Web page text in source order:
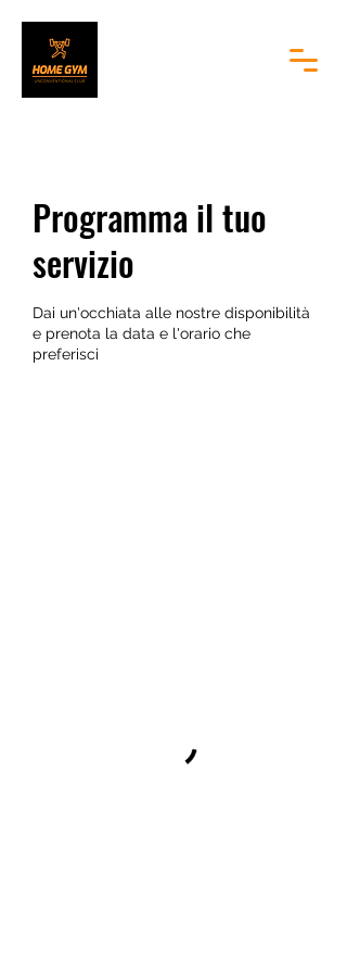
Programma il tuo
servizio
Dai un'occhiata alle nostre disponibilità
e prenota la data e l'orario che
preferisci